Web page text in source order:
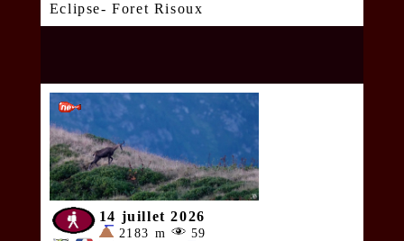
Eclipse- Foret Risoux
14 juillet 2026
2183 m
59